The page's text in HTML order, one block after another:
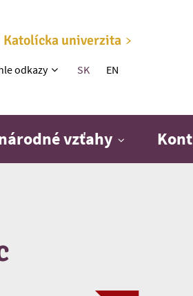
Katolícka univerzita
menu
odkazy SK EN
vzťahy